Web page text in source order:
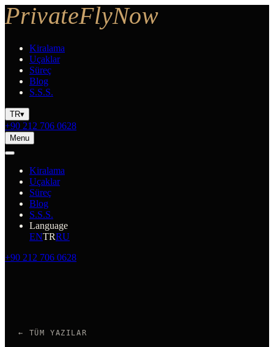
Kiralama
Uçaklar
Süreç
Blog
S.S.S.
TR▾
+90 212 706 0628
Menu
Kiralama
Uçaklar
Süreç
Blog
S.S.S.
Language
ENTRRU
+90 212 706 0628
← TÜM YAZILAR